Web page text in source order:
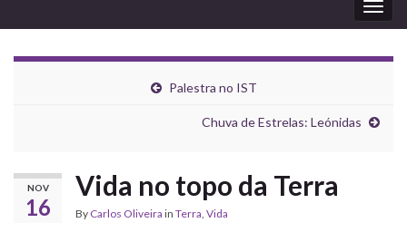
Palestra no IST
Chuva de Estrelas: Leónidas
NOV
16
Vida no topo da Terra
By Carlos Oliveira in Terra, Vida